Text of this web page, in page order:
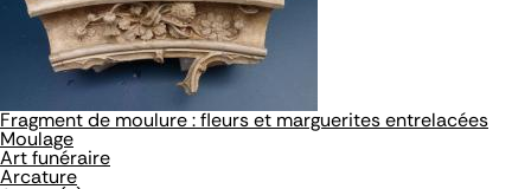
Fragment de moulure : fleurs et marguerites entrelacées
Moulage
Art funéraire
Arcature